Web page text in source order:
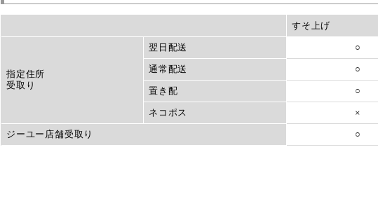
すそ上げ
指定住所
受取り
翌日配送 ○
通常配送 ○
置き配 ○
ネコポス ×
ジーユー店舗受取り ○